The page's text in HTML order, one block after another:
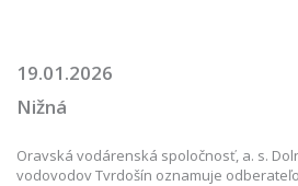
19.01.2026
Nižná
Oravská vodárenská spoločnosť, a. s.
vodovodov Tvrdošín oznamuje